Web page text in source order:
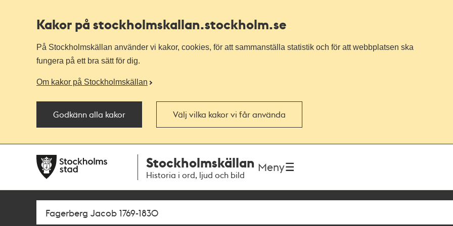
Kakor på stockholmskallan.stockholm.se
På Stockholmskällan använder vi kakor, cookies, för att sammanställa statistik och för att webbplatsen ska
fungera på ett bra sätt för dig.
Om kakor på Stockholmskällan
Godkänn alla kakor Välj vilka kakor vi får använda
navigationen
huvudinnehållet
Stockholmskällan
Historia i ord, ljud och bild
Meny
Sök